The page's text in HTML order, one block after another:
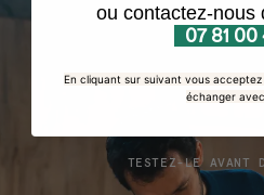
TESTEZ-LE AVANT
ou contactez-nous
07 81 00
En cliquant sur suivant vous
échanger